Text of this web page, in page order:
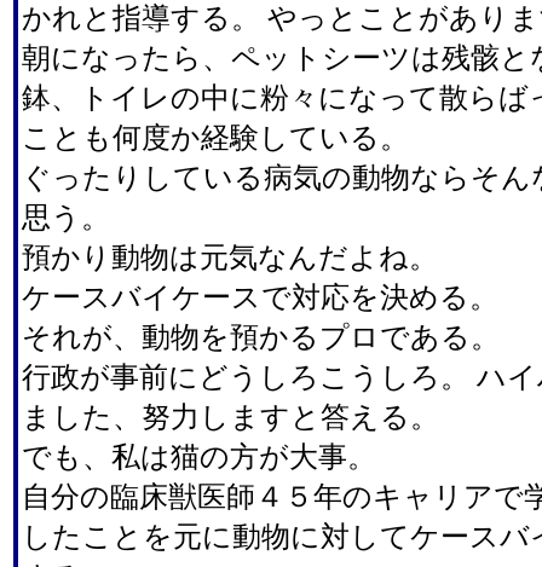
かれと指導する。 やっとことがあり
朝になったら、ペットシーツは残骸と
鉢、トイレの中に粉々になって散らば
ことも何度か経験している。
ぐったりしている病気の動物ならそ
思う。
預かり動物は元気なんだよね。
ケースバイケースで対応を決める。
それが、動物を預かるプロである。
行政が事前にどうしろこうしろ。 ハ
ました、努力しますと答える。
でも、私は猫の方が大事。
自分の臨床獣医師４５年のキャリアで
したことを元に動物に対してケースバ